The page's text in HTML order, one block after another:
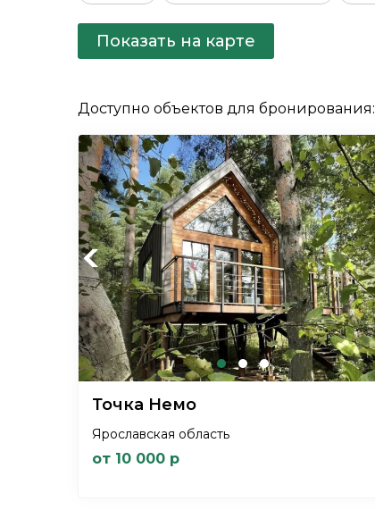
Показать на карте
Доступно объектов для бронирования:
Previous
Точка Немо
Ярославская область
от 10 000 р